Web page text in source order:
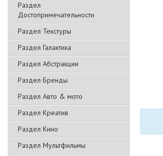
Раздел
Достопримечательности
Раздел Текстуры
Раздел Галактика
Раздел Абстракции
Раздел Бренды
Раздел Авто & мото
Раздел Креатив
Раздел Кино
Раздел Мультфильмы